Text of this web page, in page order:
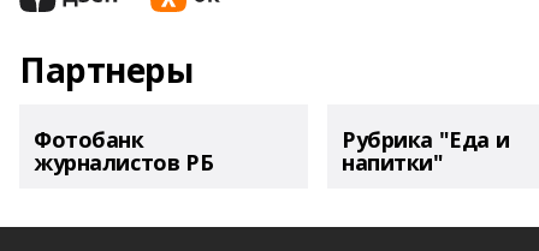
Партнеры
Фотобанк
журналистов РБ
Рубрика "Еда и
напитки"